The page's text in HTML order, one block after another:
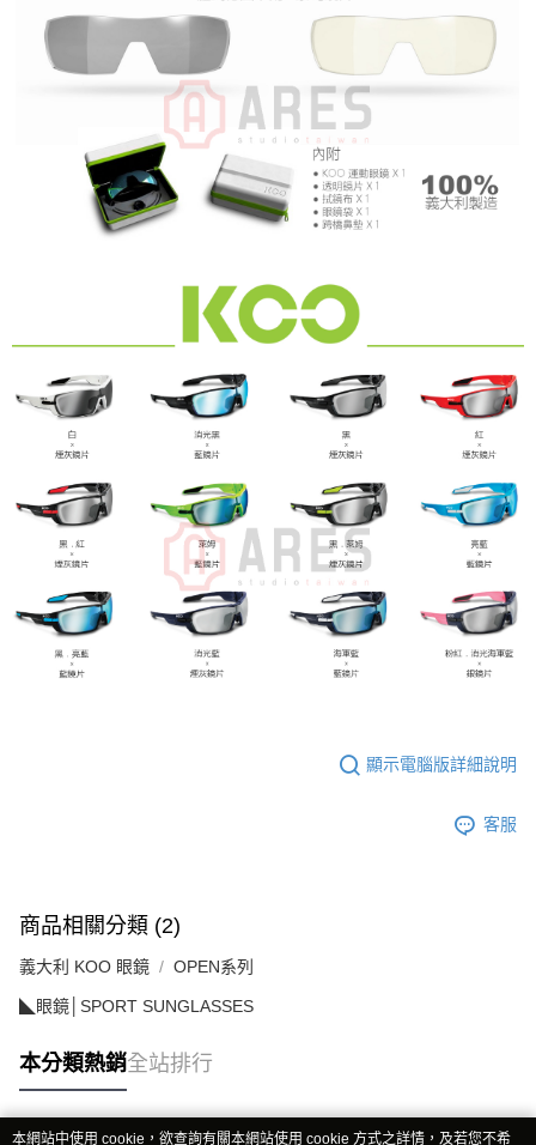
顯示電腦版詳細說明
客服
商品相關分類 (2)
義大利 KOO 眼鏡 OPEN系列
◣眼鏡│SPORT SUNGLASSES
本分類熱銷全站排行
本網站中使用 cookie，欲查詢有關本網站使用 cookie 方式之詳情，及若您不希